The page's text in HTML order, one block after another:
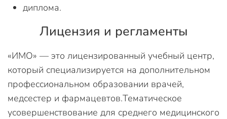
диплома.
Лицензия и регламенты
«ИМО» — это лицензированный учебный центр,
который специализируется на дополнительном
профессиональном образовании врачей,
медсестер и фармацевтов.Тематическое
усовершенствование для среднего медицинского